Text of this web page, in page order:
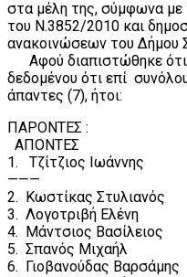
στα μέλη της, σύμφωνα με
του Ν.3852/2010 και
ανακοινώσεων του Δήμου
Αφού διαπιστώθηκε ότι
δεδομένου ότι επί
άπαντες (7), ήτοι:
AΠΟΝTEΣ
1.
———
2. Κωστίκας Στυλιανός
3. Λογοτριβή Ελένη
4. Μάντσιος Βασίλειος
5. Σπανός Μιχαήλ
6. Γιοβανούδας Βαρσάμης